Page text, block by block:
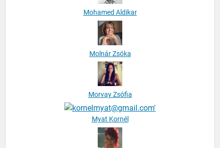
Mohamed Aldikar
Molnár Zsóka
Morvay Zsófia
Myat Kornél